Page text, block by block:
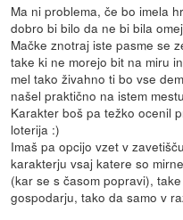
Ma ni problema, če bo imela
dobro bi bilo da ne bi bila
Mačke znotraj iste pasme se
take ki ne morejo bit na miru
mel tako živahno ti bo vse
našel praktično na istem
Karakter boš pa težko ocenil
loterija :)
Imaš pa opcijo vzet v
karakterju vsaj katere so
(kar se s časom popravi),
gospodarju, tako da samo v